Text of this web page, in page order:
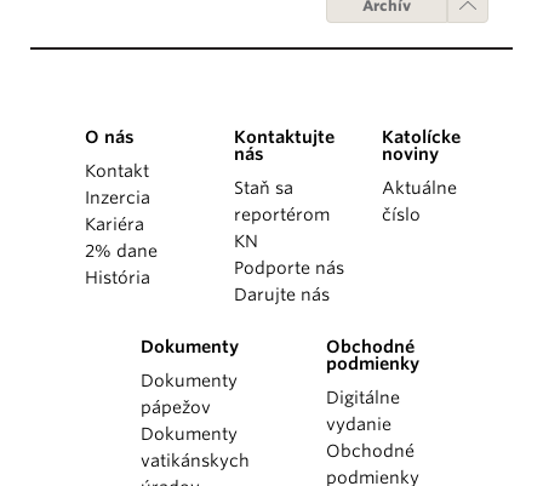
Archív
O nás
Kontakt
Inzercia
Kariéra
2% dane
História
Kontaktujte
nás
Staň sa
reportérom
KN
Podporte nás
Darujte nás
Katolícke
noviny
Aktuálne
číslo
Dokumenty
Dokumenty
pápežov
Dokumenty
vatikánskych
Obchodné
podmienky
Digitálne
vydanie
Obchodné
podmienky